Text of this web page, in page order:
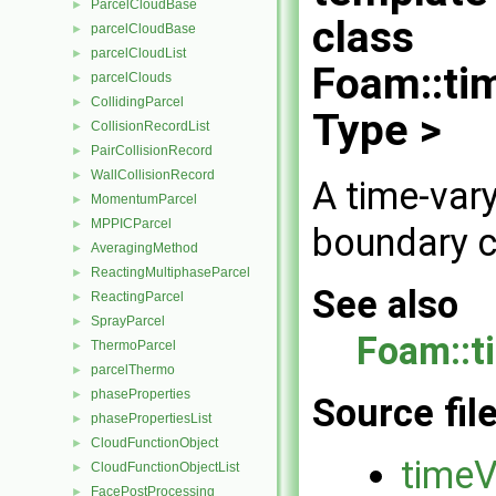
► ParcelCloudBase
► parcelCloudBase
► parcelCloudList
► parcelClouds
► CollidingParcel
► CollisionRecordList
► PairCollisionRecord
► WallCollisionRecord
► MomentumParcel
► MPPICParcel
► AveragingMethod
► ReactingMultiphaseParcel
► ReactingParcel
► SprayParcel
► ThermoParcel
► parcelThermo
► phaseProperties
► phasePropertiesList
► CloudFunctionObject
► CloudFunctionObjectList
► FacePostProcessing
class
Type >
A time-
boundary
See also
Source